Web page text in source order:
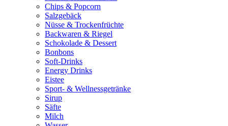
Chips & Popcorn
Salzgebäck
Nüsse & Trockenfrüchte
Backwaren & Riegel
Schokolade & Dessert
Bonbons
Soft-Drinks
Energy Drinks
Eistee
Sport- & Wellnessgetränke
Sirup
Säfte
Milch